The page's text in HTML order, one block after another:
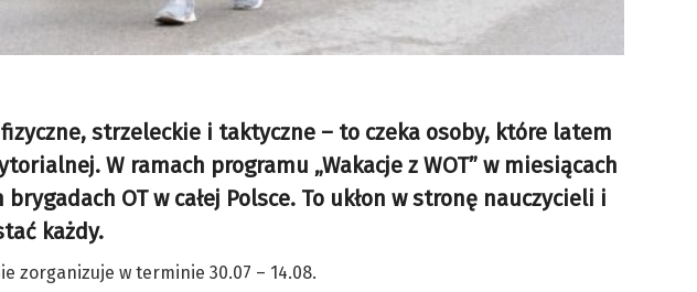
strzeleckie i taktyczne – to czeka osoby, które latem
W ramach programu „Wakacje z WOT” w miesiącach
OT w całej Polsce. To ukłon w stronę nauczycieli i
każdy.
zorganizuje w terminie 30.07 – 14.08.